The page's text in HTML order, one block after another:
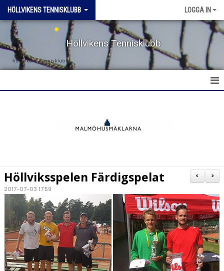
HÖLLVIKENS TENNISKLUBB LOGGA IN
Höllvikens Tennisklubb
TERMINSTRÄNING HT & VT
TRÄNING SOMMAR
AKTIVITETER & LÄGER
SERIESPEL & TÄVLINGAR
>
<
Höllviksspelen Färdigspelat
2017-07-03 17:59